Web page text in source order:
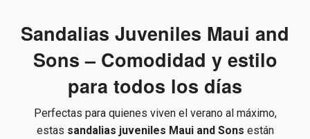
Sandalias Juveniles Maui and
Sons – Comodidad y estilo
para todos los días
Perfectas para quienes viven el verano al máximo,
estas sandalias juveniles Maui and Sons están